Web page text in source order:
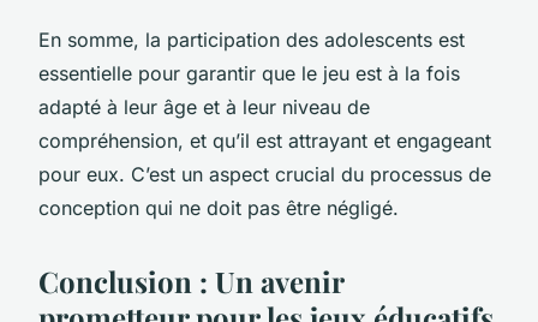
En somme, la participation des adolescents est
essentielle pour garantir que le jeu est à la fois
adapté à leur âge et à leur niveau de
compréhension, et qu’il est attrayant et engageant
pour eux. C’est un aspect crucial du processus de
conception qui ne doit pas être négligé.
Conclusion : Un avenir